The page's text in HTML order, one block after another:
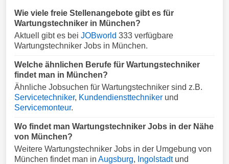
Wie viele freie Stellenangebote gibt es für
Wartungstechniker in München?
Aktuell gibt es bei JOBworld 333 verfügbare
Wartungstechniker Jobs in München.
Welche ähnlichen Berufe für Wartungstechniker
findet man in München?
Ähnliche Jobsuchen für Wartungstechniker sind z.B.
Servicetechniker, Kundendiensttechniker und
Servicemonteur.
Wo findet man Wartungstechniker Jobs in der Nähe
von München?
Weitere Wartungstechniker Jobs in der Umgebung von
München findet man in Augsburg, Ingolstadtund